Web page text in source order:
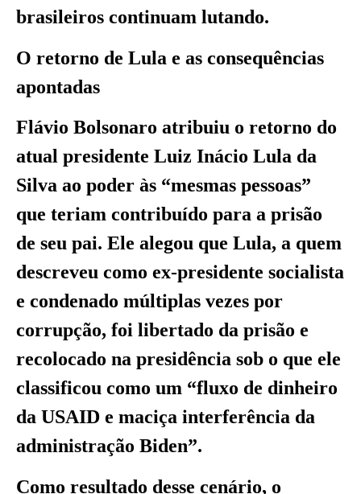
brasileiros continuam lutando.
O retorno de Lula e as consequências
apontadas
Flávio Bolsonaro atribuiu o retorno do
atual presidente Luiz Inácio Lula da
Silva ao poder às “mesmas pessoas”
que teriam contribuído para a prisão
de seu pai. Ele alegou que Lula, a quem
descreveu como ex-presidente socialista
e condenado múltiplas vezes por
corrupção, foi libertado da prisão e
recolocado na presidência sob o que ele
classificou como um “fluxo de dinheiro
da USAID e maciça interferência da
administração Biden”.
Como resultado desse cenário, o